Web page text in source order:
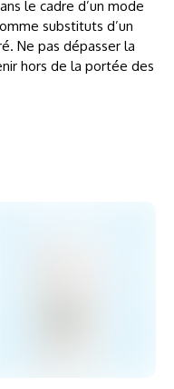
le cadre d’un mode
substituts d’un
Ne pas dépasser la
hors de la portée des